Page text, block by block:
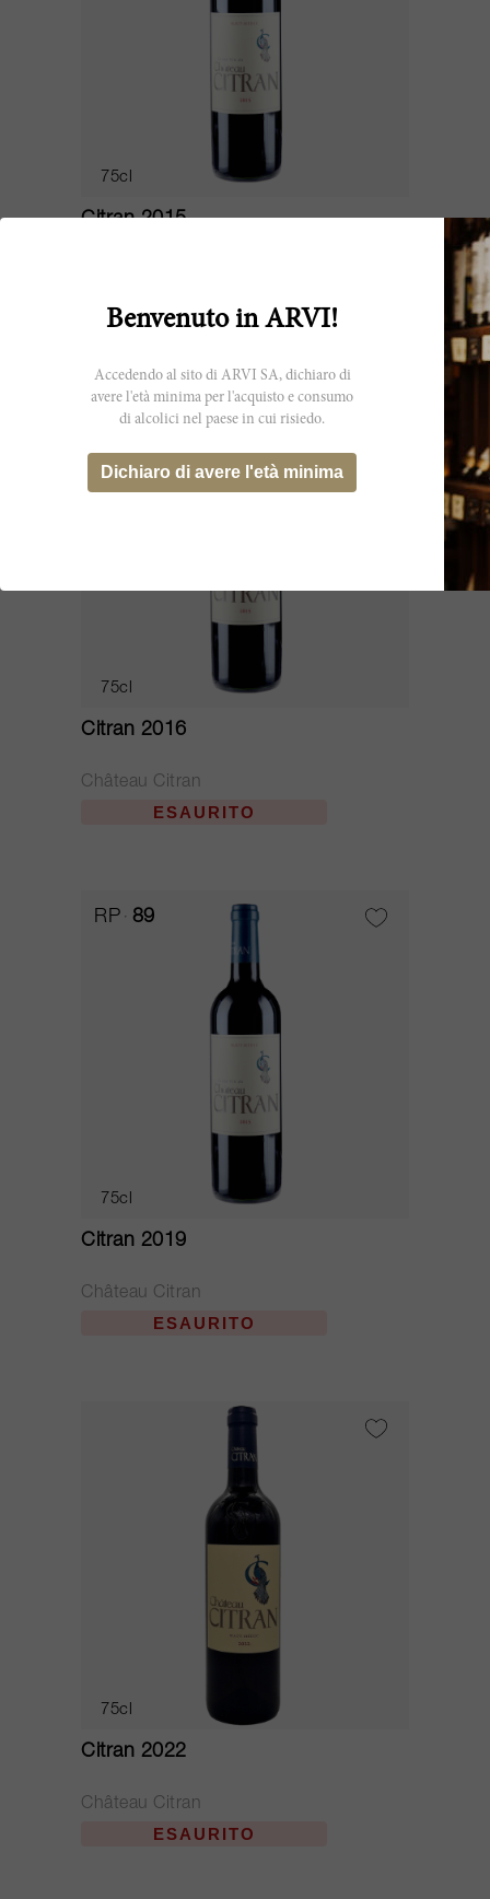
75cl
Citran 2015
JS 92
75cl
Citran 2016
Château Citran
ESAURITO
RP 89
75cl
Citran 2019
Château Citran
ESAURITO
75cl
Citran 2022
Château Citran
ESAURITO
Benvenuto in ARVI!
Accedendo al sito di ARVI SA, dichiaro di
avere l'età minima per l'acquisto e consumo
di alcolici nel paese in cui risiedo.
Dichiaro di avere l'età minima